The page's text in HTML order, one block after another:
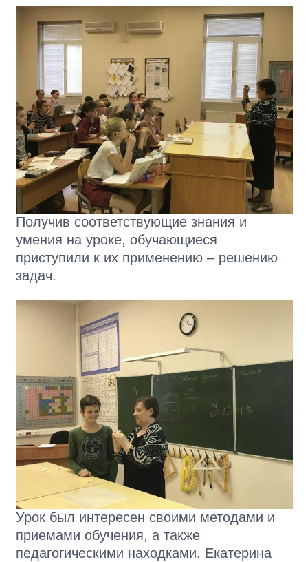
Получив соответствующие знания и
умения на уроке, обучающиеся
приступили к их применению – решению
задач.
Урок был интересен своими методами и
приемами обучения, а также
педагогическими находками. Екатерина